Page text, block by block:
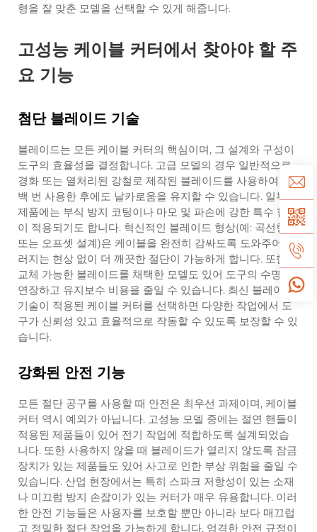
형을 잘 맞춘 모델을 선택할 수 있게 해줍니다.
고성능 케이블 커터에서 찾아야 할 주
요 기능
첨단 블레이드 기술
블레이드는 모든 케이블 커터의 핵심이며, 그 설계와 구성이
도구의 효율성을 결정합니다. 고급 모델의 경우 일반적으로
경화 또는 열처리된 강철로 제작된 블레이드를 사용하여 수
백 번 사용한 후에도 날카로움을 유지할 수 있습니다. 일부
제품에는 부식 방지 코팅이나 마모 및 파손에 강한 특수 합금
이 적용되기도 합니다. 혁신적인 블레이드 형상(예: 곡선형
또는 오프셋 설계)은 케이블을 완전히 감싸도록 도와주어 눌
러지는 현상 없이 더 깨끗한 절단이 가능하게 합니다. 또한,
교체 가능한 블레이드를 채택한 모델도 있어 도구의 수명을
연장하고 유지보수 비용을 줄일 수 있습니다. 최신 블레이드
기술이 적용된 케이블 커터를 선택하면 다양한 작업에서 도
구가 신뢰성 있고 효율적으로 작동할 수 있도록 보장할 수 있
습니다.
강화된 안전 기능
모든 절단 공구를 사용할 때 안전은 최우선 과제이며, 케이블
커터 역시 예외가 아닙니다. 고성능 모델 중에는 절연 핸들이
적용된 제품들이 있어 전기 작업에 적합하도록 설계되었습
니다. 또한 사용하지 않을 때 블레이드가 열리지 않도록 잠금
장치가 있는 제품들도 있어 사고로 인한 부상 위험을 줄일 수
있습니다. 산업 현장에서는 특히 스파크 저항성이 있는 소재
나 미끄럼 방지 손잡이가 있는 커터가 매우 유용합니다. 이러
한 안전 기능들은 사용자를 보호할 뿐만 아니라 보다 매끄럽
고 정밀한 절단 작업을 가능하게 합니다. 엄격한 안전 규정이